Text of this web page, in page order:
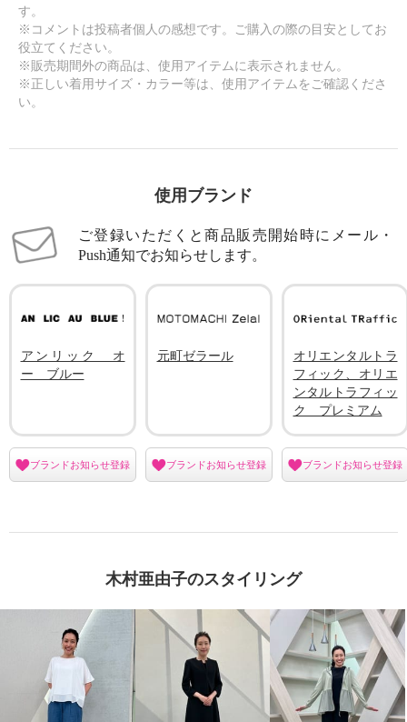
す。
※コメントは投稿者個人の感想です。ご購入の際の目安としてお
役立てください。
※販売期間外の商品は、使用アイテムに表示されません。
※正しい着用サイズ・カラー等は、使用アイテムをご確認くださ
い。
使用ブランド
ご登録いただくと商品販売開始時にメール・
Push通知でお知らせします。
アンリック オ
ー ブルー
ブランドお知らせ登録
元町ゼラール
ブランドお知らせ登録
オリエンタルトラ
フィック、オリエ
ンタルトラフィッ
ク プレミアム
ブランドお知らせ登録
木村亜由子のスタイリング